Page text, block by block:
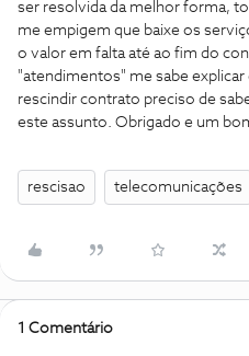
ser resolvida da melhor forma,
me empigem que baixe os
o valor em falta até ao fim do
"atendimentos" me sabe
rescindir contrato preciso de
este assunto. Obrigado e um
rescisao telecomunicações
1 Comentário